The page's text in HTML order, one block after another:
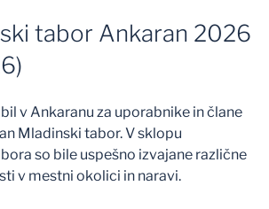
tabor Ankaran 2026
v Ankaranu za uporabnike in člane
Mladinski tabor. V sklopu
so bile uspešno izvajane različne
v mestni okolici in naravi.